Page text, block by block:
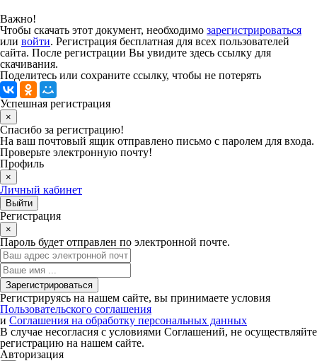
Важно!
Чтобы скачать этот документ, необходимо зарегистрироваться
или войти. Регистрация бесплатная для всех пользователей
сайта. После регистрации Вы увидите здесь ссылку для
скачивания.
Поделитесь или сохраните ссылку, чтобы не потерять
Успешная регистрация
×
Спасибо за регистрацию!
На ваш почтовый ящик отправлено письмо с паролем для входа.
Проверьте электронную почту!
Профиль
×
Личный кабинет
Регистрация
×
Пароль будет отправлен по электронной почте.
Регистрируясь на нашем сайте, вы принимаете условия
Пользовательского соглашения
и Соглашения на обработку персональных данных
В случае несогласия с условиями Соглашений, не осуществляйте
регистрацию на нашем сайте.
Авторизация